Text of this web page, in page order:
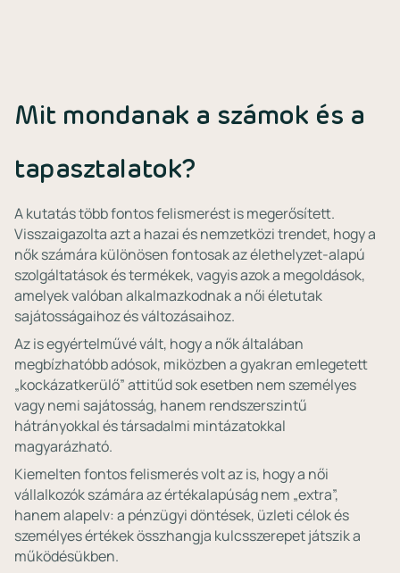
Mit mondanak a számok és a
tapasztalatok?
A kutatás több fontos felismerést is megerősített.
Visszaigazolta azt a hazai és nemzetközi trendet, hogy a
nők számára különösen fontosak az élethelyzet-alapú
szolgáltatások és termékek, vagyis azok a megoldások,
amelyek valóban alkalmazkodnak a női életutak
sajátosságaihoz és változásaihoz.
Az is egyértelművé vált, hogy a nők általában
megbízhatóbb adósok, miközben a gyakran emlegetett
„kockázatkerülő” attitűd sok esetben nem személyes
vagy nemi sajátosság, hanem rendszerszintű
hátrányokkal és társadalmi mintázatokkal
magyarázható.
Kiemelten fontos felismerés volt az is, hogy a női
vállalkozók számára az értékalapúság nem „extra”,
hanem alapelv: a pénzügyi döntések, üzleti célok és
személyes értékek összhangja kulcsszerepet játszik a
működésükben.